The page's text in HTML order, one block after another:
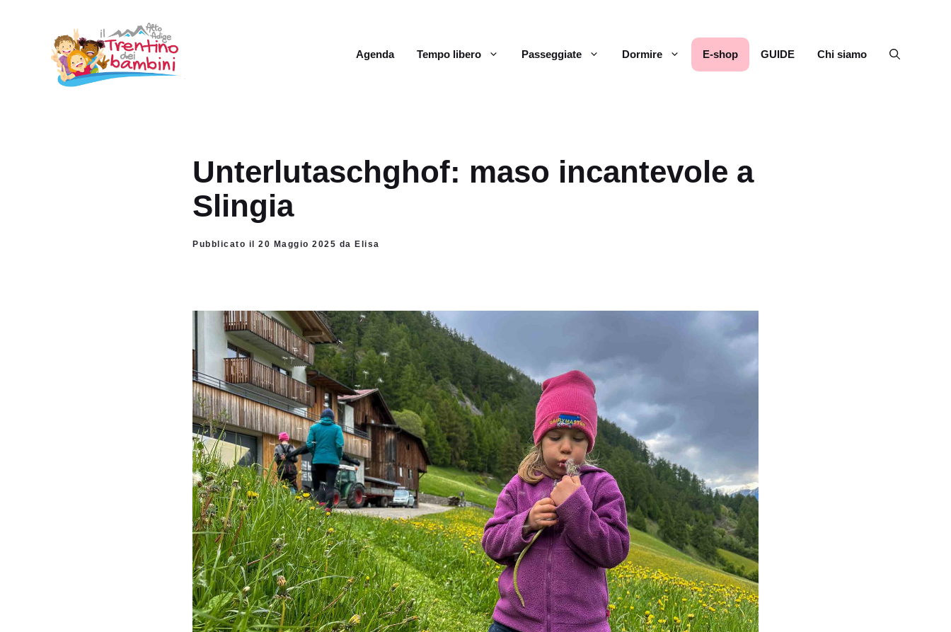
contenuto
Agenda Tempo libero Passeggiate Dormire E-shop GUIDE Chi siamo
Unterlutaschghof: maso incantevole a
Slingia
Pubblicato il 20 Maggio 2025 da Elisa